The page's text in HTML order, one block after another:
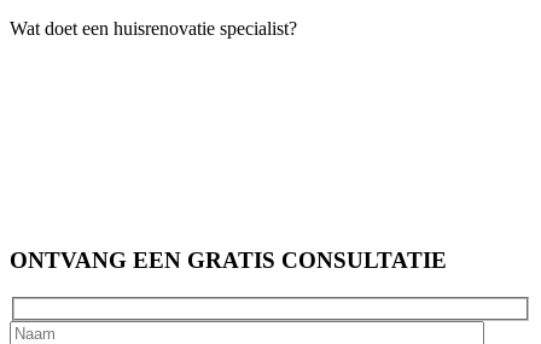
Wat doet een huisrenovatie specialist?
ONTVANG EEN GRATIS CONSULTATIE